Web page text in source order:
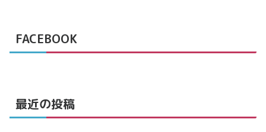
FACEBOOK
最近の投稿